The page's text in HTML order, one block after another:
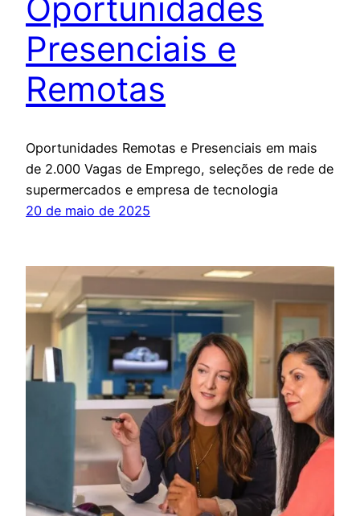
Oportunidades
Presenciais e
Remotas
Oportunidades Remotas e Presenciais em mais
de 2.000 Vagas de Emprego, seleções de rede de
supermercados e empresa de tecnologia
20 de maio de 2025